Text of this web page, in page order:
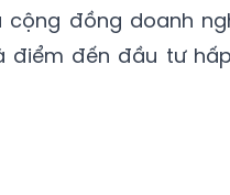
đồng doanh
điểm đến đầu tư